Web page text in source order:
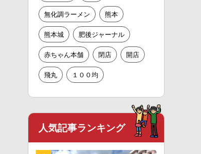
無化調ラーメン 熊本
熊本城 肥後ジャーナル
赤ちゃん本舗 閉店 開店
飛丸 １００均
人気記事ランキング